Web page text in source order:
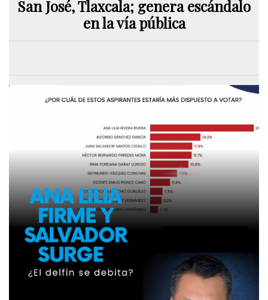
San José, Tlaxcala; genera escándalo
en la vía pública